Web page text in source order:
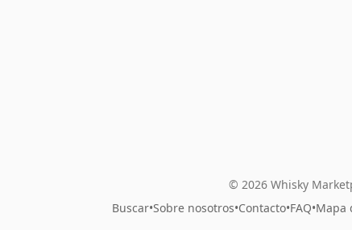
© 2026 Whisky
Buscar•Sobre nosotros•Contacto•FAQ•Mapa